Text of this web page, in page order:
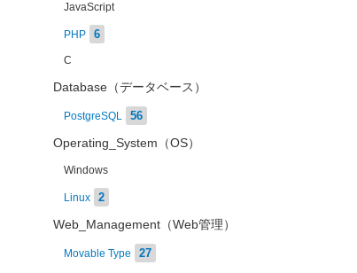
JavaScript
PHP 6
C
Database（データベース）
PostgreSQL 56
Operating_System（OS）
Windows
Linux 2
Web_Management（Web管理）
Movable Type 27